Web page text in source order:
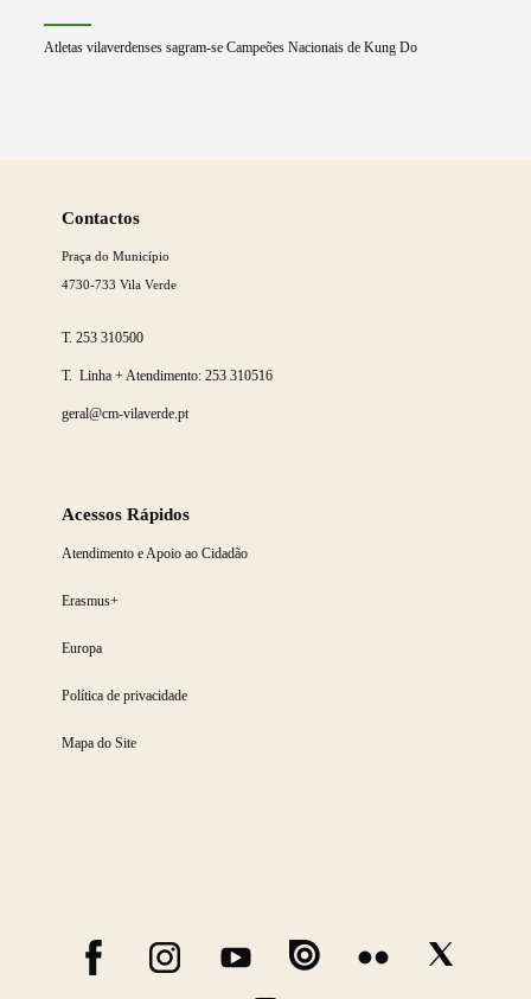
Atletas vilaverdenses sagram-se Campeões Nacionais de Kung Do
Contactos
Praça do Município
4730-733 Vila Verde
T.253 310500
T. Linha + Atendimento: 253 310516
geral@cm-vilaverde.pt
Acessos Rápidos
Atendimento e Apoio ao Cidadão
Erasmus+
Europa
Política de privacidade
Mapa do Site